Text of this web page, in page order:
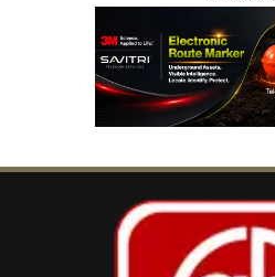
मुख्यमंत्री योगी आदित्यनाथने
मीडिया प्लेटफॉर्म ‘एक्स’ पर
करते हुए कहा कि उत्तर प्रदेश
रही है। उन्होंने कहा कि यह
क्षण है, जब हजारों युवा
राज्य की सेवा के लिए